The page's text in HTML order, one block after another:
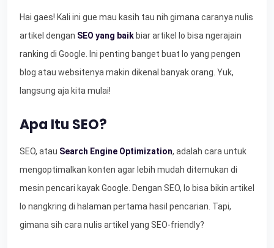
Hai gaes! Kali ini gue mau kasih tau nih gimana caranya nulis
artikel dengan SEO yang baikbiar artikel lo bisa ngerajain
ranking di Google. Ini penting banget buat lo yang pengen
blog atau websitenya makin dikenal banyak orang. Yuk,
langsung aja kita mulai!
Apa Itu SEO?
SEO, atau Search Engine Optimization, adalah cara untuk
mengoptimalkan konten agar lebih mudah ditemukan di
mesin pencari kayak Google. Dengan SEO, lo bisa bikin artikel
lo nangkring di halaman pertama hasil pencarian. Tapi,
gimana sih cara nulis artikel yang SEO-friendly?